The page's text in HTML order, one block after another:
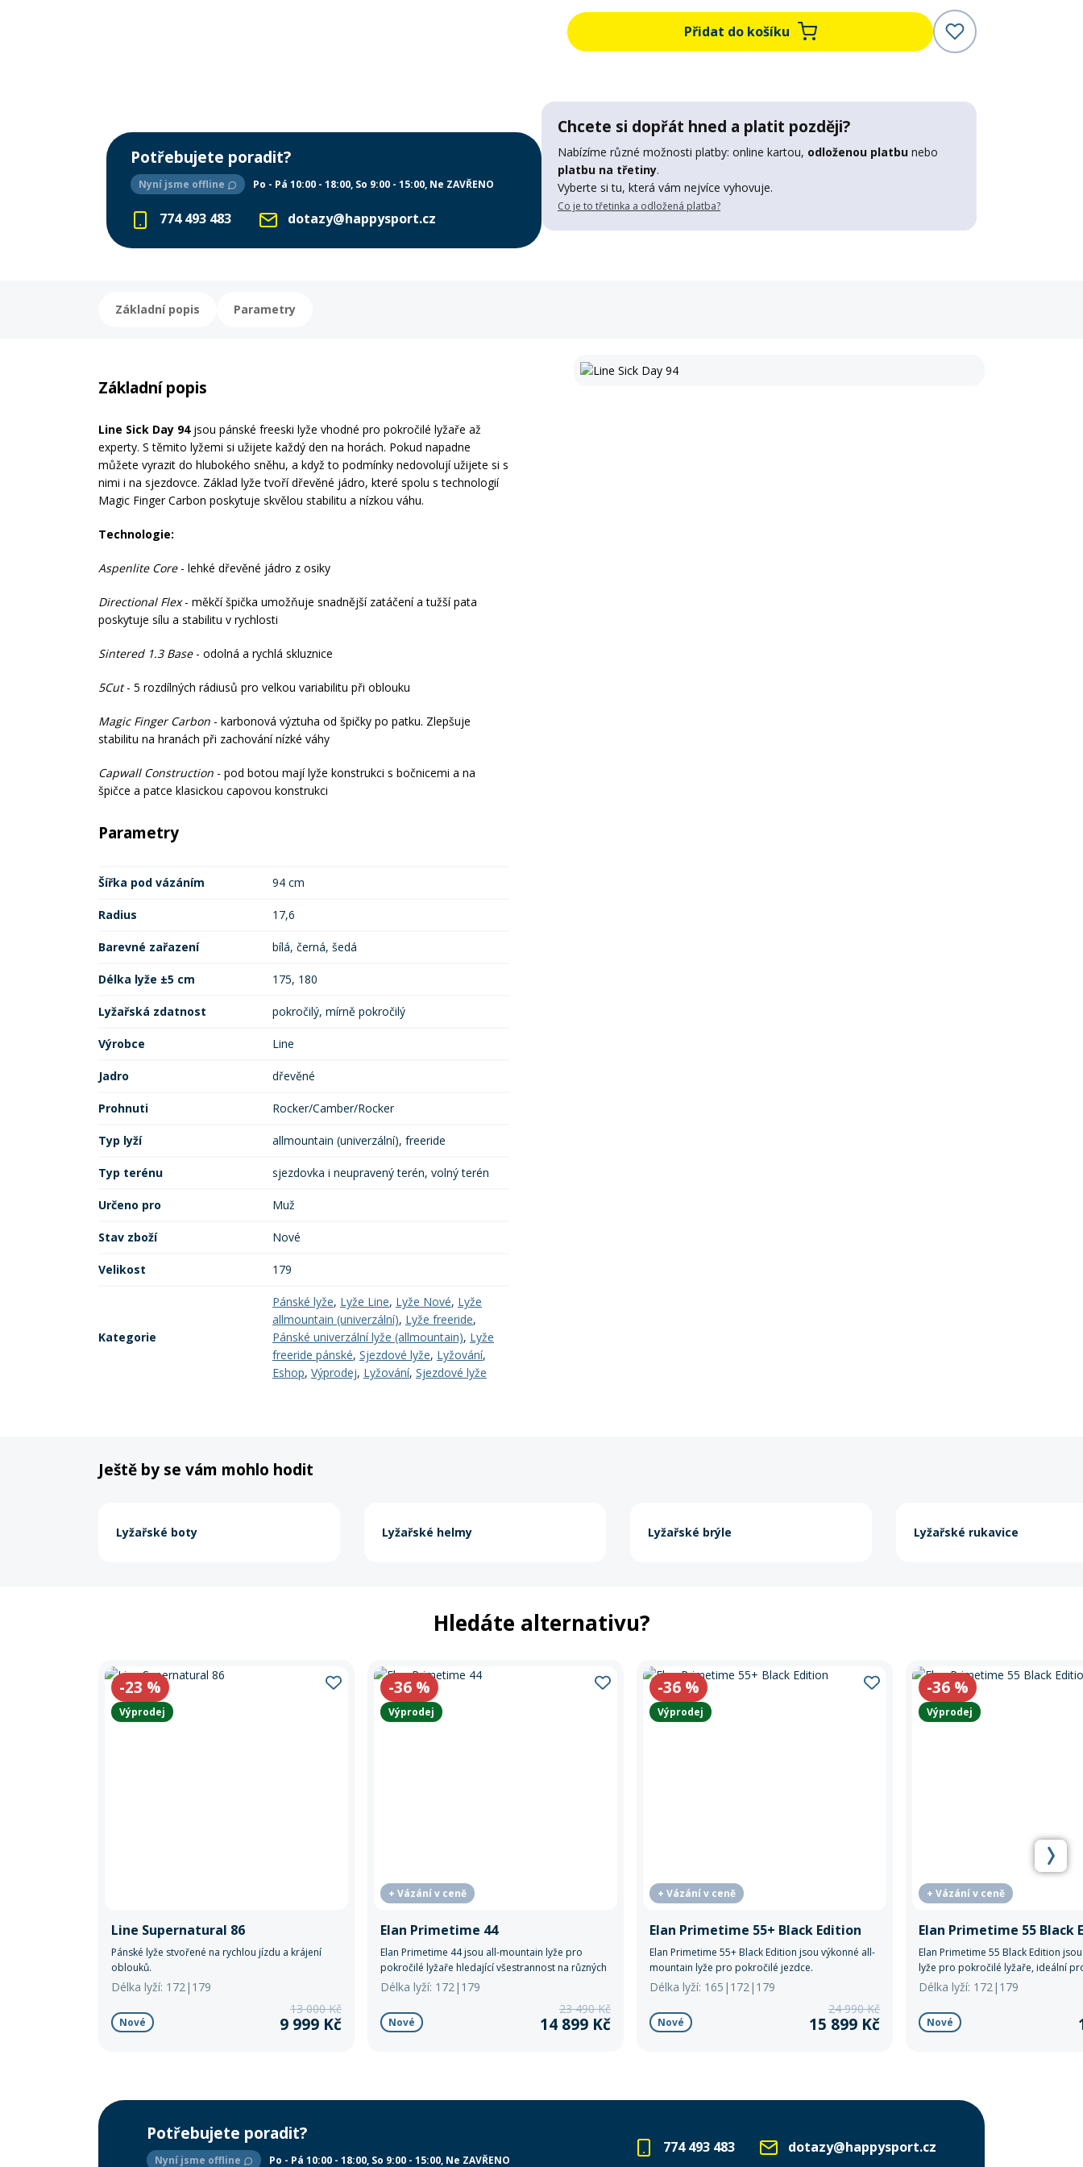
Přidat do košíku
Chcete si dopřát hned a platit později?
Nabízíme různé možnosti platby: online kartou, odloženou platbu nebo
platbu na třetiny.
Vyberte si tu, která vám nejvíce vyhovuje.
Co je to třetinka a odložená platba?
Potřebujete poradit?
Nyní jsme offline Po - Pá 10:00 - 18:00 So 9:00 - 15:00 Ne ZAVŘENO
774 493 483 dotazy@happysport.cz
Základní popis Parametry
Základní popis
Line Sick Day 94jsou pánské freeski lyže vhodné pro pokročilé lyžaře až
experty. S těmito lyžemi si užijete každý den na horách. Pokud napadne
můžete vyrazit do hlubokého sněhu, a když to podmínky nedovolují užijete si s
nimi i na sjezdovce. Základ lyže tvoří dřevěné jádro, které spolu s technologií
Magic Finger Carbon poskytuje skvělou stabilitu a nízkou váhu.
Technologie:
Aspenlite Core- lehké dřevěné jádro z osiky
Directional Flex- měkčí špička umožňuje snadnější zatáčení a tužší pata
poskytuje sílu a stabilitu v rychlosti
Sintered 1.3 Base- odolná a rychlá skluznice
5Cut- 5 rozdílných rádiusů pro velkou variabilitu při oblouku
Magic Finger Carbon - karbonová výztuha od špičky po patku. Zlepšuje
stabilitu na hranách při zachování nízké váhy
Capwall Construction - pod botou mají lyže konstrukci s bočnicemi a na
špičce a patce klasickou capovou konstrukci
Parametry
Šířka pod vázáním 94 cm
Radius 17,6
Barevné zařazení bílá, černá, šedá
Délka lyže ±5 cm 175, 180
Lyžařská zdatnost pokročilý, mírně pokročilý
Výrobce Line
Jadro dřevěné
Prohnuti Rocker/Camber/Rocker
Typ lyží allmountain (univerzální), freeride
Typ terénu sjezdovka i neupravený terén, volný terén
Určeno pro Muž
Stav zboží Nové
Velikost 179
Kategorie
Pánské lyže, Lyže Line, Lyže Nové, Lyže
allmountain (univerzální), Lyže freeride,
Pánské univerzální lyže (allmountain), Lyže
freeride pánské, Sjezdové lyže, Lyžování,
Eshop, Výprodej, Lyžování, Sjezdové lyže
Ještě by se vám mohlo hodit
Lyžařské boty Lyžařské helmy Lyžařské brýle Lyžařské rukavice
Hledáte alternativu?
-23 %
Výprodej
Line Supernatural 86
Pánské lyže stvořené na rychlou jízdu a krájení
oblouků.
Délka lyží: 172|179
Nové
13 000 Kč
9 999 Kč
-36 %
Výprodej
+ Vázání v ceně
Elan Primetime 44
Elan Primetime 44 jsou all-mountain lyže pro
pokročilé lyžaře hledající všestrannost na různých
površích.
Délka lyží: 172|179
Nové
23 490 Kč
14 899 Kč
-36 %
Výprodej
+ Vázání v ceně
Elan Primetime 55+ Black Edition
Elan Primetime 55+ Black Edition jsou výkonné all-
mountain lyže pro pokročilé jezdce.
Délka lyží: 165|172|179
Nové
24 990 Kč
15 899 Kč
-36 %
Výprodej
+ Vázání v ceně
Elan Primetime 55 Black
Elan Primetime 55 Black Edition
lyže pro pokročilé lyžaře, ideální
jízdu.
Délka lyží: 172|179
Nové
Potřebujete poradit?
Nyní jsme offline Po - Pá 10:00 - 18:00 So 9:00 - 15:00 Ne ZAVŘENO
774 493 483 dotazy@happysport.cz